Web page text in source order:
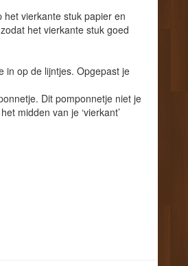
vierkante stuk papier en
het vierkante stuk goed
in op de lijntjes. Opgepast je
Dit pomponnetje niet je
midden van je ‘vierkant’